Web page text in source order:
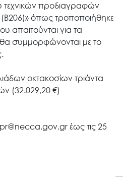
προδιαγραφών
όπως τροποποιήθηκε
απαιτούνται για τα
θα συμμορφώνονται με το
οκτακοσίων τριάντα
(32.029,20 €)
έως τις 25